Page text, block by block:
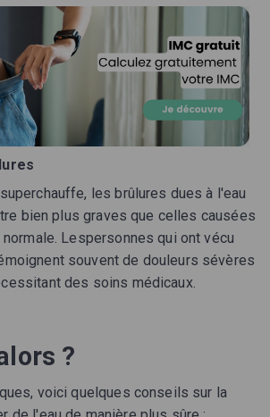
les brûlures dues à l'eau
bien plus graves que celles causées
Lespersonnes qui ont vécu
souvent de douleurs sévères
des soins médicaux.
?
voici quelques conseils sur la